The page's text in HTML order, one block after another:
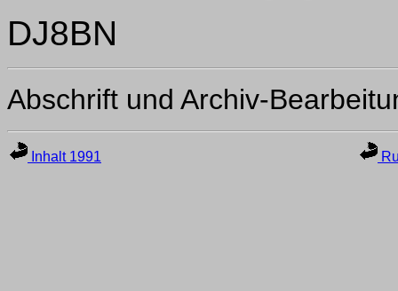
DJ8BN
Abschrift und Archiv-
Inhalt 1991